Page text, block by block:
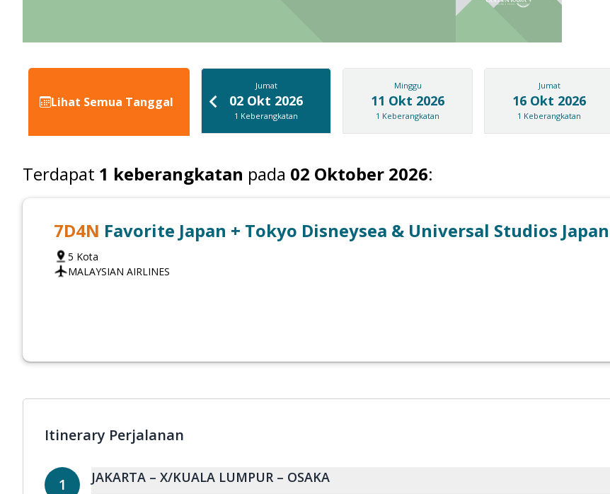
Lihat Semua Tanggal
27 Sep 2026
Jumat
02 Okt 2026
1 Keberangkatan
Minggu
11 Okt 2026
1 Keberangkatan
Jumat
16 Okt 2026
1 Keberangkatan
Terdapat 1 keberangkatan pada 02 Oktober 2026:
7D4N Favorite Japan + Tokyo Disneysea & Universal Studios Japan
5 Kota
MALAYSIAN AIRLINES
Itinerary Perjalanan
1 JAKARTA – X/KUALA LUMPUR – OSAKA